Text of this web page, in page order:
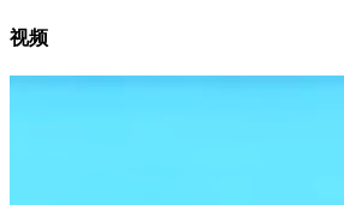
视频